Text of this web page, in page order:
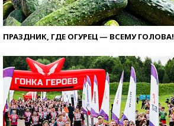
ПРАЗДНИК, ГДЕ ОГУРЕЦ — ВСЕМУ ГОЛОВА!